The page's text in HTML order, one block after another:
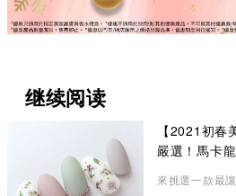
继续阅读
【2021初春
嚴選！馬卡
來挑選一款最